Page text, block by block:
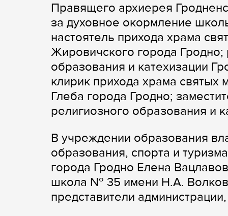
Правящего архиерея
за духовное окормление
настоятель прихода храма
Жировичского города Гродно;
образования и катехизации
клирик прихода храма святых
Глеба города Гродно;
религиозного образования и
В учреждении образования
образования, спорта и
города Гродно Елена
школа № 35 имени Н.А.
представители